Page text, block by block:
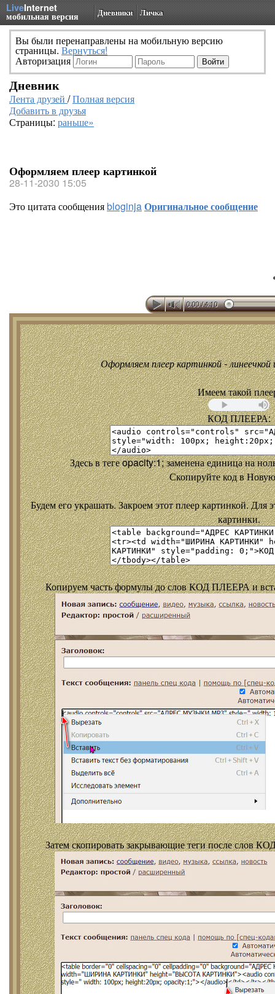
LiveInternet
мобильная версия Дневники Личка
Вы были перенаправлены на мобильную версию
страницы. Вернуться!
Авторизация
Дневник
Лента друзей /Полная версия
Добавить в друзья
Страницы: раньше»
Оформляем плеер картинкой
28-11-2030 15:05
Это цитата сообщенияbloginjaОригинальное сообщение
Оформляем плеер картинкой - линеечкой
Имеем такой
КОД ПЛЕЕРА:
Здесь в теге opacity:1; заменена единица на
Скопируйте код в
Будем его украшать. Закроем этот плеер картинкой. Для
картинки.
Копируем часть формулы до слов КОД ПЛЕЕРА и
Затем скопировать закрывающие теги после слов